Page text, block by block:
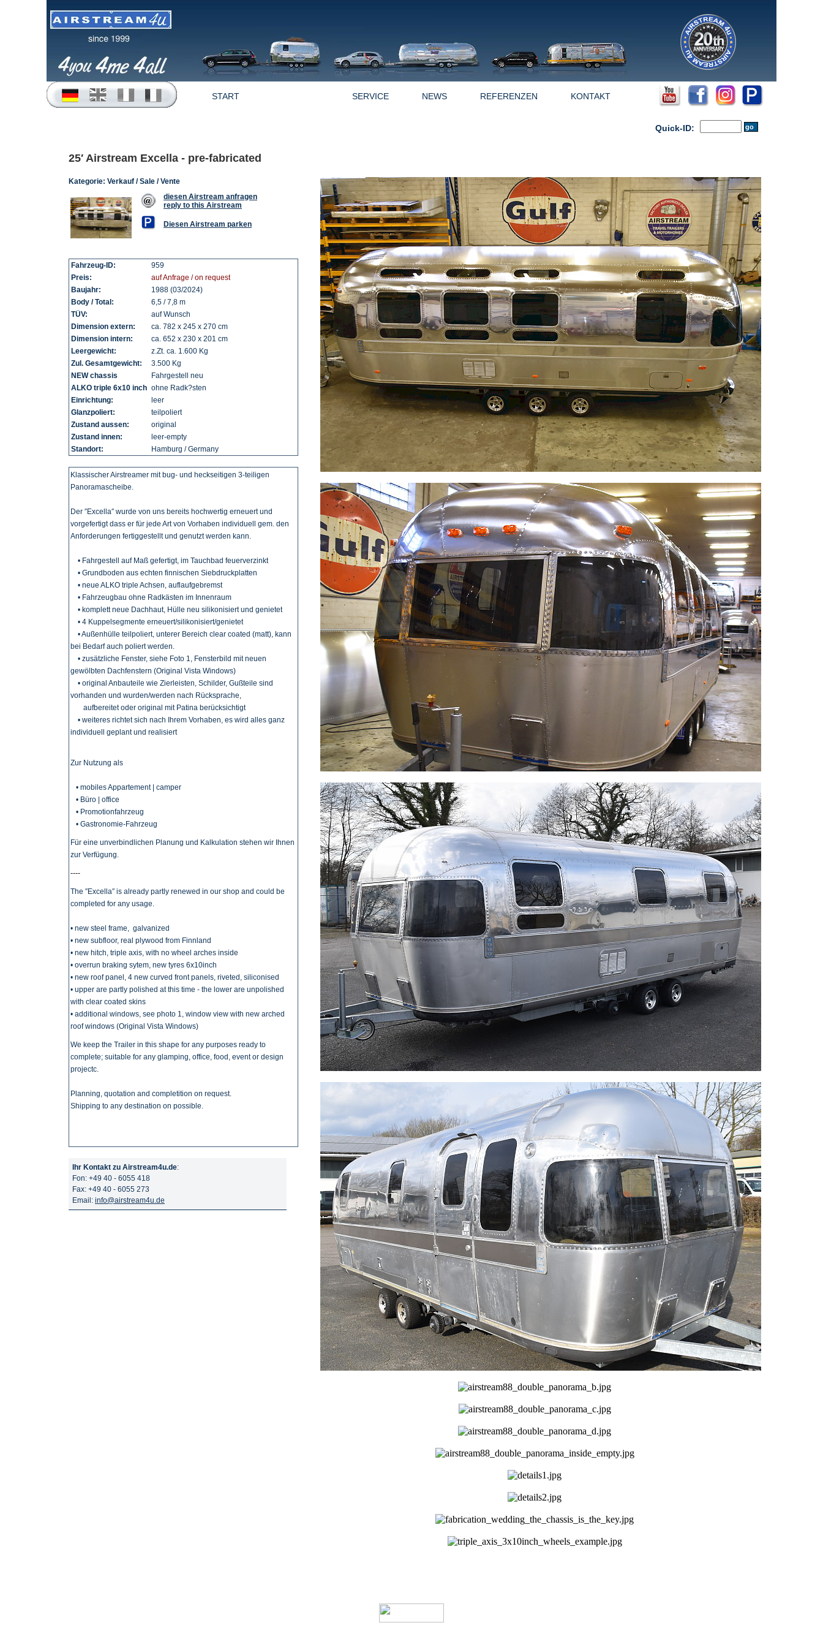
START SERVICE NEWS REFERENZEN KONTAKT
Quick-ID:
25′ Airstream Excella - pre-fabricated
Kategorie: Verkauf / Sale / Vente
diesen Airstream anfragen
reply to this Airstream
Diesen Airstream parken
Fahrzeug-ID:
959
Preis:
auf Anfrage / on request
Baujahr:
1988 (03/2024)
Body / Total:
6,5 / 7,8 m
TÜV:
auf Wunsch
Dimension extern:
ca. 782 x 245 x 270 cm
Dimension intern:
ca. 652 x 230 x 201 cm
Leergewicht:
z.Zt. ca. 1.600 Kg
Zul. Gesamtgewicht:
3.500 Kg
NEW chassis
Fahrgestell neu
ALKO triple 6x10 inch ohne Radk?sten
Einrichtung:
leer
Glanzpoliert:
teilpoliert
Zustand aussen:
original
Zustand innen:
leer-empty
Standort:
Hamburg / Germany
Klassischer Airstreamer mit bug- und heckseitigen 3-teiligen
Panoramascheibe.
Der ″Excella″ wurde von uns bereits hochwertig erneuert und
vorgefertigt dass er für jede Art von Vorhaben individuell gem. den
Anforderungen fertiggestellt und genutzt werden kann.
• Fahrgestell auf Maß gefertigt, im Tauchbad feuerverzinkt
• Grundboden aus echten finnischen Siebdruckplatten
• neue ALKO triple Achsen, auflaufgebremst
• Fahrzeugbau ohne Radkästen im Innenraum
• komplett neue Dachhaut, Hülle neu silikonisiert und genietet
• 4 Kuppelsegmente erneuert/silikonisiert/genietet
• Außenhülle teilpoliert, unterer Bereich clear coated (matt), kann
bei Bedarf auch poliert werden.
• zusätzliche Fenster, siehe Foto 1, Fensterbild mit neuen
gewölbten Dachfenstern (Original Vista Windows)
• original Anbauteile wie Zierleisten, Schilder, Gußteile sind
vorhanden und wurden/werden nach Rücksprache,
aufbereitet oder original mit Patina berücksichtigt
• weiteres richtet sich nach Ihrem Vorhaben, es wird alles ganz
individuell geplant und realisiert
Zur Nutzung als
• mobiles Appartement | camper
• Büro | office
• Promotionfahrzeug
• Gastronomie-Fahrzeug
Für eine unverbindlichen Planung und Kalkulation stehen wir Ihnen
zur Verfügung.
----
The ″Excella″ is already partly renewed in our shop and could be
completed for any usage.
• new steel frame, galvanized
• new subfloor, real plywood from Finnland
• new hitch, triple axis, with no wheel arches inside
• overrun braking sytem, new tyres 6x10inch
• new roof panel, 4 new curved front panels, riveted, siliconised
• upper are partly polished at this time - the lower are unpolished
with clear coated skins
• additional windows, see photo 1, window view with new arched
roof windows (Original Vista Windows)
We keep the Trailer in this shape for any purposes ready to
complete; suitable for any glamping, office, food, event or design
projectc.
Planning, quotation and completition on request.
Shipping to any destination on possible.
Ihr Kontakt zu Airstream4u.de:
Fon: +49 40 - 6055 418
Fax: +49 40 - 6055 273
Email: info@airstream4u.de